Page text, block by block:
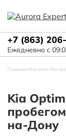
+7 (863)
Ежедневно с
Главная-Каталог-Kia-
Kia
на-Дону